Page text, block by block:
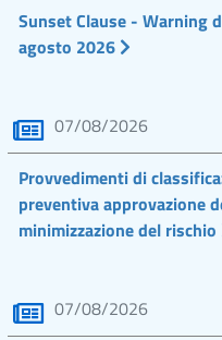
Sunset Clause - Warning
agosto 2026
07/08/2026
Provvedimenti di
preventiva approvazione
minimizzazione del rischio
07/08/2026